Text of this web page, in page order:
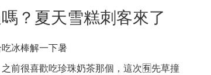
？夏天雪糕刺客來了
冰棒解一下暑
前很喜歡吃珍珠奶茶那個，這次🈶️先草撞